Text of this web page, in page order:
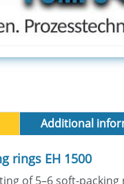
Additional
rings EH 1500
of 5–6 soft-